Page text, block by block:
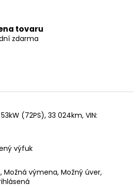
tovaru
zdarma
(72PS), 33 024km, VIN:
výfuk
Možná výmena, Možný úver,